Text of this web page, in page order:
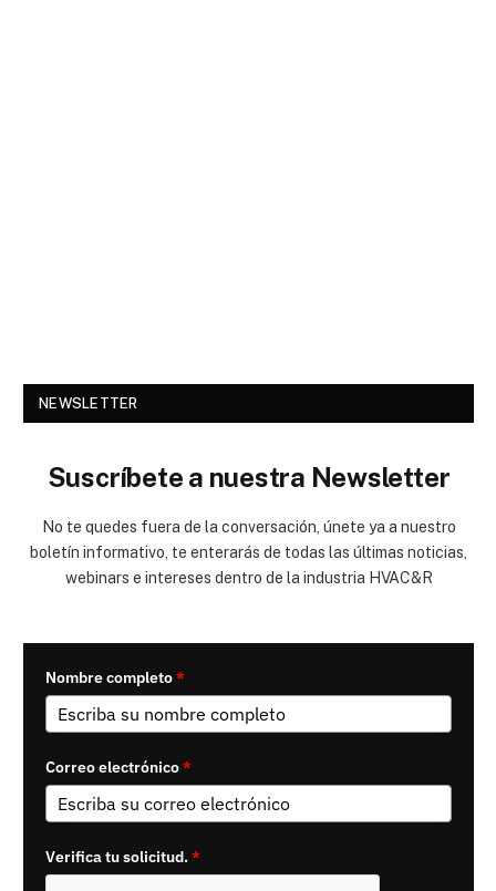
NEWSLETTER
Suscríbete a nuestra Newsletter
No te quedes fuera de la conversación, únete ya a nuestro
boletín informativo, te enterarás de todas las últimas noticias,
webinars e intereses dentro de la industria HVAC&R
Nombre completo*
Correo electrónico*
Verifica tu solicitud.*